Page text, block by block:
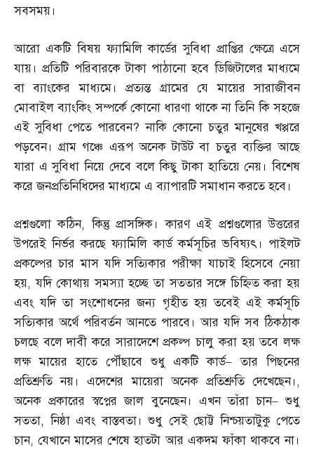
সবসময়।
আরো একটি বিষয় ফ্যামিলি কার্ডের সুবিধা প্রাপ্তির ক্ষেত্রে এসে
যায়। প্রতিটি পরিবারকে টাকা পাঠানো হবে ডিজিটালের মাধ্যমে
বা ব্যাংকের মাধ্যমে। প্রত্যন্ত গ্রামের যে মায়ের সারাজীবন
মোবাইল ব্যাংকিং সম্পর্কে কোনো ধারণা থাকে না তিনি কি সহজে
এই সুবিধা পেতে পারবেন?নাকি কোনো চতুর মানুষের খপ্পরে
পড়বেন। গ্রাম গঞ্চে এরূপ অনেক টাউট বা চতুর ব্যক্তির আছে
যারা এ সুবিধা নিয়ে দেবে বলে কিছু টাকা হাতিয়ে নেয়। বিশেষ
করে জনপ্রতিনিধিদের মাধ্যমে এ ব্যাপারটি সমাধান করতে হবে।
প্রশ্নগুলো কঠিন,কিন্তু প্রাসঙ্গিক। কারণ এই প্রশ্নগুলোর উত্তরের
উপরেই নির্ভর করছে ফ্যামিলি কার্ড কর্মসূচির ভবিষ্যৎ। পাইলট
প্রকল্পের চার মাস যদি সত্যিকার পরীক্ষা যাচাই হিসেবে নেয়া
হয়,যদি কোথায় সমস্যা হচ্ছে তা সততার সঙ্গে চিহ্নিত করা হয়
এবং যদি তা সংশোধনের জন্য গৃহীত হয় তবেই এই কর্মসূচি
সত্যিকার অর্থে পরিবর্তন আনতে পারবে। আর যদি সব ঠিকঠাক
চলছে বলে দাবী করে সারাদেশে প্রকল্প চালু করা হয় তবে লক্ষ
লক্ষ মায়ের হাতে পৌঁছাবে শুধু একটি কার্ড–তার পিছনের
প্রতিশ্রুতি নয়। এদেশের মায়েরা অনেক প্রতিশ্রুতি দেখেছেন।,
অনেক প্রকারের স্বপ্নের জাল বুনেছেন। এখন তাঁরা চান– শুধু
সততা,নিষ্ঠা এবং বাস্তবতা। শুধু সেই ছোট্ট নিশ্চয়তাটুকু পেতে
চান,যেখানে মাসের শেষে হাতটা আর একদম ফাঁকা থাকবে না।